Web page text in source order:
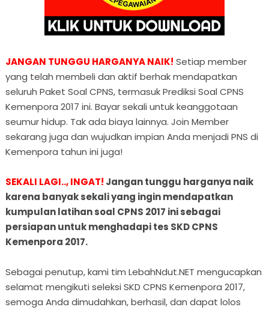
JANGAN TUNGGU HARGANYA NAIK! Setiap member
yang telah membeli dan aktif berhak mendapatkan
seluruh Paket Soal CPNS, termasuk Prediksi Soal CPNS
Kemenpora 2017 ini. Bayar sekali untuk keanggotaan
seumur hidup. Tak ada biaya lainnya. Join Member
sekarang juga dan wujudkan impian Anda menjadi PNS di
Kemenpora tahun ini juga!
SEKALI LAGI.., INGAT! Jangan tunggu harganya naik
karena banyak sekali yang ingin mendapatkan
kumpulan latihan soal CPNS 2017 ini sebagai
persiapan untuk menghadapi tes SKD CPNS
Kemenpora 2017.
Sebagai penutup, kami tim LebahNdut.NET mengucapkan
selamat mengikuti seleksi SKD CPNS Kemenpora 2017,
semoga Anda dimudahkan, berhasil, dan dapat lolos